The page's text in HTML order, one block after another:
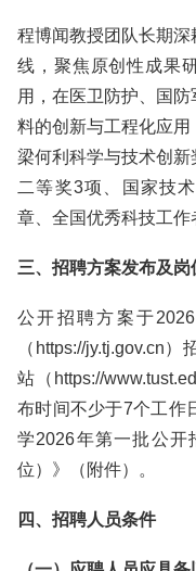
程博闻教授团队长期
线，聚焦原创性成果
用，在医卫防护、国
料的创新与工程化应
梁何利科学与技术创
二等奖3项、国家技
章、全国优秀科技工作
三、招聘方案发布及岗
公开招聘方案于
（https://jy.tj.gov.cn
站（https://
布时间不少于7个工作
学2026年第一批公开
位）》（附件）。
四、招聘人员条件